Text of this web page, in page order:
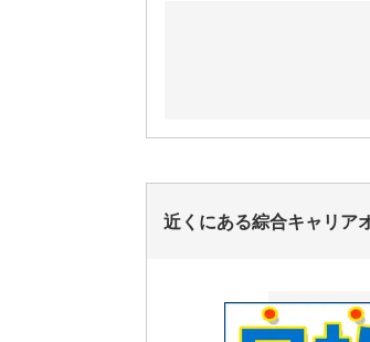
近くにある綜合キャリア